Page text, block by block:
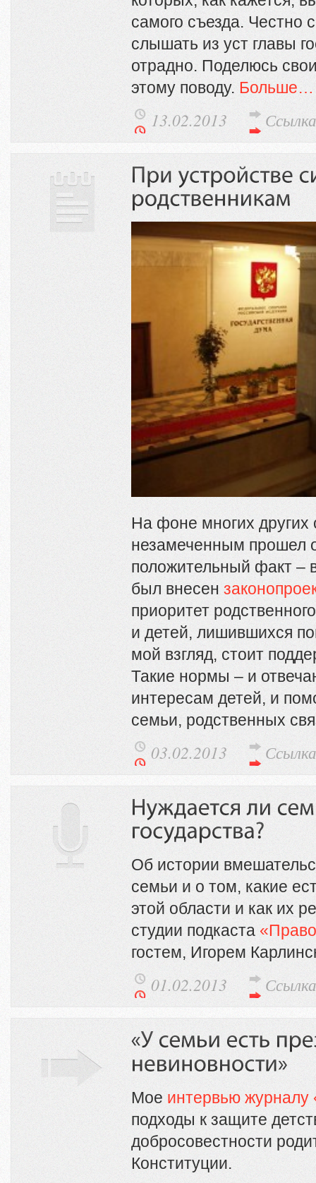
самого съезда. Честно
слышать из уст главы
отрадно. Поделюсь
этому поводу. Больше…
13.02.2013 Ссылка
На фоне многих других
незамеченным прошел
положительный факт –
был внесен
приоритет
и детей, лишившихся
мой взгляд, стоит
Такие нормы – и
интересам детей, и
семьи, родственных
03.02.2013 Ссылка
Об истории
семьи и о том, какие
этой области и как их
студии подкаста
гостем, Игорем
01.02.2013 Ссылка
Мое интервью журналу
подходы к защите
добросовестности
Конституции.